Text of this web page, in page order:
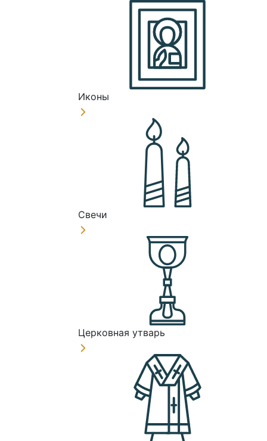
Иконы
Свечи
Церковная утварь